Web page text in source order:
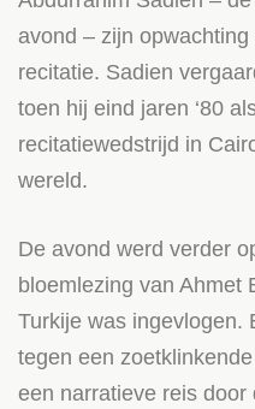
avond – zijn
recitatie. Sadien
toen hij eind jaren ‘80
recitatiewedstrijd in
wereld.
De avond werd verder
bloemlezing van Ahmet
Turkije was ingevlogen.
tegen een
een narratieve reis